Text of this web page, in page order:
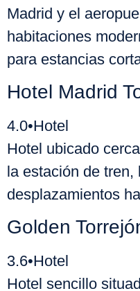
Madrid y el
habitaciones
para estancias
Hotel Madrid
4.0•Hotel
Hotel ubicado
la estación de
desplazamientos
Golden
3.6•Hotel
Hotel sencillo